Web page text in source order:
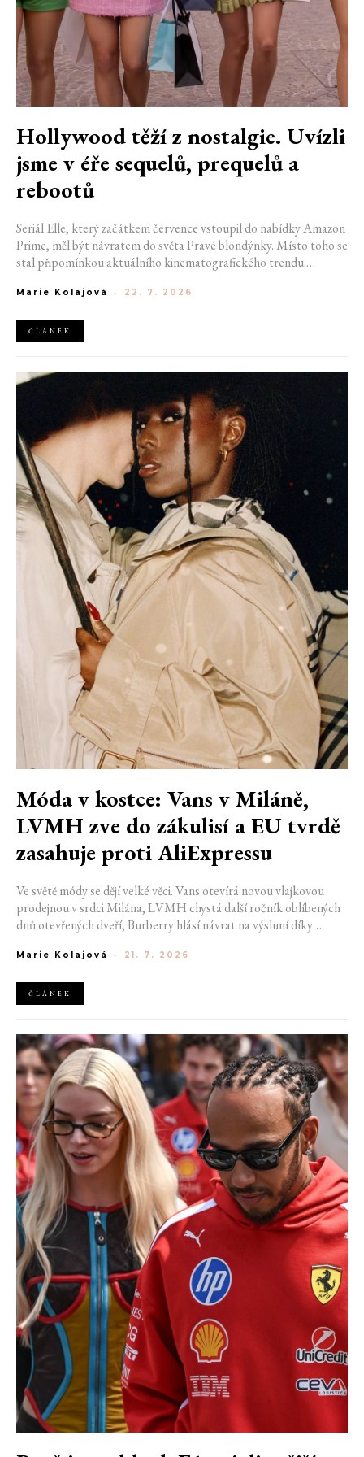
Hollywood těží z nostalgie. Uvízli
jsme v éře sequelů, prequelů a
rebootů
Seriál Elle, který začátkem července vstoupil do nabídky Amazon
Prime, měl být návratem do světa Pravé blondýnky. Místo toho se
stal připomínkou aktuálního kinematografického trendu.
Prequely, sequely, spin-offy i rebooty zaplnily kina i streamovací
vzácností. Proč se filmový průmysl tak moc bojí nových nápadů?
A můžeme si za to sami?
Marie Kolajová - 22. 7. 2026
ČLÁNEK
Móda v kostce: Vans v Miláně,
LVMH zve do zákulisí a EU tvrdě
zasahuje proti AliExpressu
Ve světě módy se dějí velké věci. Vans otevírá novou vlajkovou
prodejnou v srdci Milána, LVMH chystá další ročník oblíbených
dnů otevřených dveří, Burberry hlásí návrat na výsluní díky
AliExpress.
Marie Kolajová - 21. 7. 2026
ČLÁNEK